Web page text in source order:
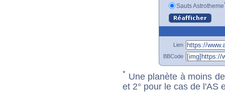
Sauts Astrotheme
Lien
BBCode
* Une planète à moins
et 2° pour le cas de l'AS